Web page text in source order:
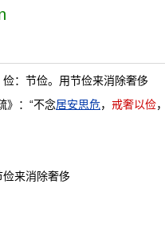
：节俭。用节俭来消除奢侈
》：“不念居安思危， 戒奢以俭
来消除奢侈